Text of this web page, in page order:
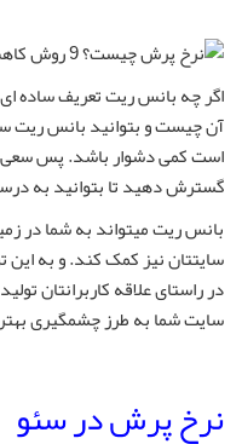
اگر چه بانس ریت تعریف ساده
آن چیست و بتوانید بانس ریت
است کمی دشوار باشد. پس سعی
گسترش دهید تا بتوانید به
بانس ریت میتواند به شما در
سایتتان نیز کمک کند. و به این
در راستای علاقه کاربرانتان
سایت شما به طرز چشمگیری
نرخ پرش در سئو